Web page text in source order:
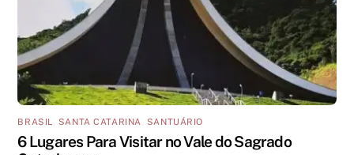
BRASIL SANTA CATARINA SANTUÁRIO
6 Lugares Para Visitar no Vale do Sagrado